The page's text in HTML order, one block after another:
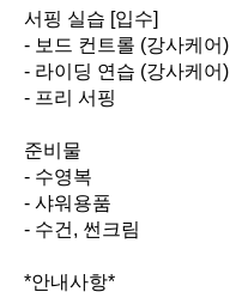
서핑 실습 [입수]
- 보드 컨트롤 (강사케어)
- 라이딩 연습 (강사케어)
- 프리 서핑
준비물
- 수영복
- 샤워용품
- 수건, 썬크림
*안내사항*